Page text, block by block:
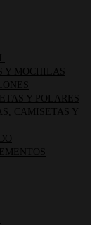
Y MOCHILAS
Y POLARES
CAMISETAS Y